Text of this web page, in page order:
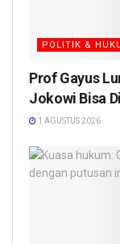
POLITIK &
Prof Gayus
Jokowi Bisa
1 AGUSTUS 2026